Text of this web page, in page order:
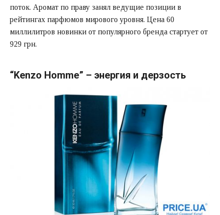
поток. Аромат по праву занял ведущие позиции в
рейтингах парфюмов мирового уровня. Цена 60
миллилитров новинки от популярного бренда стартует от
929 грн.
“Kenzo Homme” – энергия и дерзость